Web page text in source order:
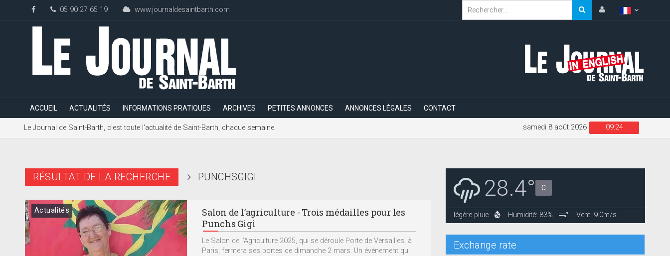
05 90 27 65 19 www.journaldesaintbarth.com
ACCUEIL ACTUALITÉS INFORMATIONS PRATIQUES ARCHIVES PETITES ANNONCES ANNONCES LÉGALES CONTACT
Le Journal de Saint-Barth, c'est toute l'actualité de Saint-Barth, chaque semaine. 09:24
samedi 8 août 2026
RÉSULTAT DE LA RECHERCHE PUNCHSGIGI
Actualités
Salon de l’agriculture - Trois médailles pour les
Punchs Gigi
Le Salon de l’Agriculture 2025, qui se déroule Porte de Versailles, à
Paris, fermera ses portes ce dimanche 2 mars. Un événement qui
28.4° C
légère pluie Humidité: 83% Vent: 9.0m/s
Exchange rate